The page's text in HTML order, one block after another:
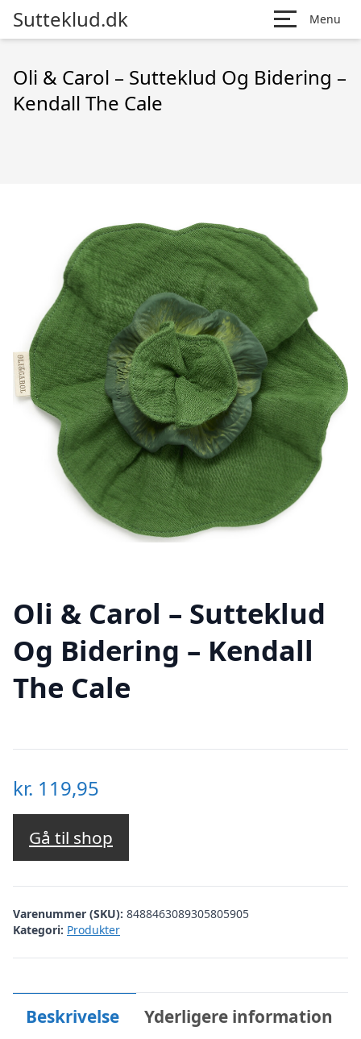
Sutteklud.dk Menu
Oli & Carol – Sutteklud Og Bidering –
Kendall The Cale
Oli & Carol – Sutteklud
Og Bidering – Kendall
The Cale
kr. 119,95
Gå til shop
Varenummer (SKU): 8488463089305805905
Kategori: Produkter
Beskrivelse Yderligere information